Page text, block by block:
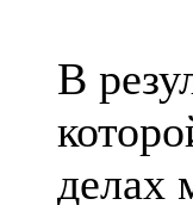
В
делах